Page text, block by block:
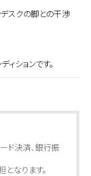
スクの脚との干渉
ションです。
ド決済、銀行振
なります。